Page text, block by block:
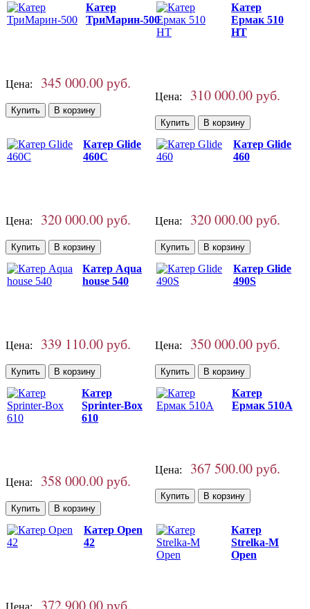
Катер
ТриМарин-500
Цена: 345 000.00 руб.
Катер
Ермак 510
HT
Цена: 310 000.00 руб.
Катер Glide
460C
Цена: 320 000.00 руб.
Катер Glide
460
Цена: 320 000.00 руб.
Катер Aqua
house 540
Цена: 339 110.00 руб.
Катер Glide
490S
Цена: 350 000.00 руб.
Катер
Sprinter-Box
610
Цена: 358 000.00 руб.
Катер
Ермак 510A
Цена: 367 500.00 руб.
Катер Open
42
Цена: 372 900.00 руб.
Катер
Strelka-М
Open